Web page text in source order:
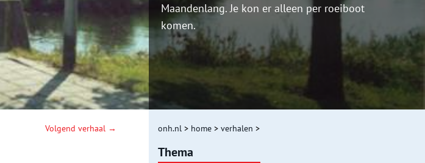
Maandenlang. Je kon er alleen per roeiboot
komen.
Volgend verhaal → onh.nl > home > verhalen >
Thema